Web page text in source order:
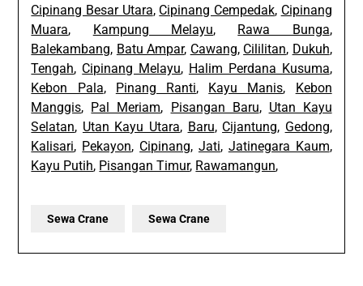
Cipinang Besar Utara, Cipinang Cempedak, Cipinang
Muara, Kampung Melayu, Rawa Bunga,
Balekambang, Batu Ampar, Cawang, Cililitan, Dukuh,
Tengah, Cipinang Melayu, Halim Perdana Kusuma,
Kebon Pala, Pinang Ranti, Kayu Manis,
Kebon
Manggis, Pal Meriam, Pisangan Baru, Utan Kayu
Selatan, Utan Kayu Utara, Baru, Cijantung, Gedong,
Kalisari, Pekayon, Cipinang, Jati, Jatinegara Kaum,
Kayu Putih, Pisangan Timur, Rawamangun,
Sewa Crane Sewa Crane